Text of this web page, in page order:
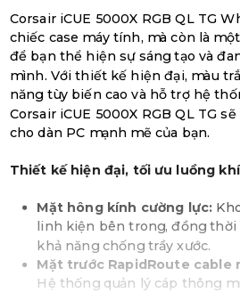
Corsair iCUE 5000X RGB QL TG
chiếc case máy tính, mà còn là
để bạn thể hiện sự sáng tạo và
mình. Với thiết kế hiện đại, màu
năng tùy biến cao và hỗ trợ hệ
Corsair iCUE 5000X RGB QL TG
cho dàn PC mạnh mẽ của bạn.
Thiết kế hiện đại, tối ưu luồng khí
Mặt hông kính cường lực:
linh kiện bên trong, đồng thời
khả năng chống trầy xước.
Mặt trước RapidRoute cable
Hệ thống quản lý cáp thông